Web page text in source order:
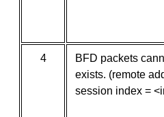
4
BFD packets
exists. (remote
session index =